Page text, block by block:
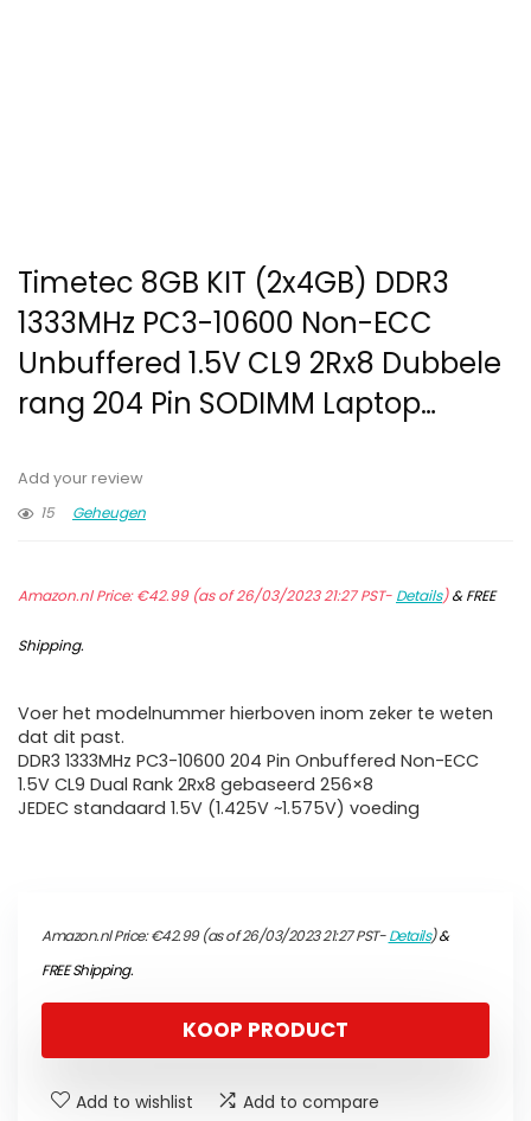
Timetec 8GB KIT (2x4GB) DDR3
1333MHz PC3-10600 Non-ECC
Unbuffered 1.5V CL9 2Rx8 Dubbele
rang 204 Pin SODIMM Laptop…
Add your review
15
Geheugen
Amazon.nl Price:€42.99(as of 26/03/2023 21:27 PST- Details)&FREE
Shipping.
Voer het modelnummer hierboven inom zeker te weten
dat dit past.
DDR3 1333MHz PC3-10600 204 Pin Onbuffered Non-ECC
1.5V CL9 Dual Rank 2Rx8 gebaseerd 256×8
JEDEC standaard 1.5V (1.425V ~1.575V) voeding
Amazon.nl Price:€42.99(as of 26/03/2023 21:27 PST-Details)&
FREE Shipping.
KOOP PRODUCT
Add to wishlist Add to compare